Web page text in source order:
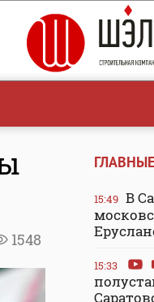
1548
15:49 В
15:33